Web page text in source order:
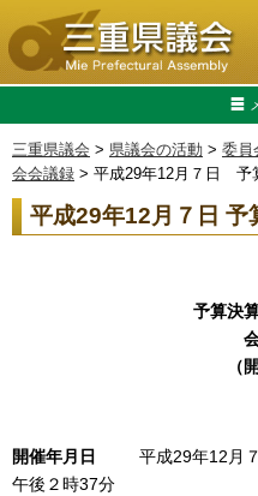
三重県議会 > 県議会の活動 > 委員
会会議録 > 平成29年12月７日
平成29年12月７日 予
予算決
（
開催年月日
平成29年12月７
午後２時37分